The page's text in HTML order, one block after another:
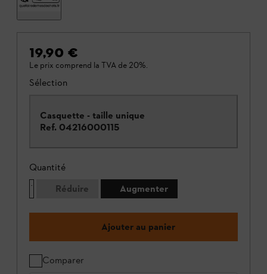
19,90 €
Le prix comprend la TVA de 20%.
Sélection
Casquette - taille unique
Ref. 04216000115
Quantité
Réduire
Augmenter
Ajouter au panier
Comparer